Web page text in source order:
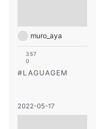
muro_aya
357
0
#LAGUAGEM
2022-05-17